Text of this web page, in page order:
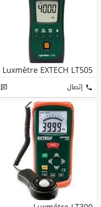
Luxmètre EXTECH LT505
إتصال